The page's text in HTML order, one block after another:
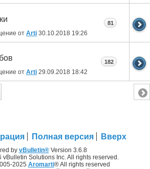
от Arti 30.10.2018 19:26
81
от Arti 29.09.2018 18:42
182
Полная версия Вверх
by vBulletin®Version 3.6.8
Solutions Inc. All rights reserved.
2025 Aromarti® All rights reserved